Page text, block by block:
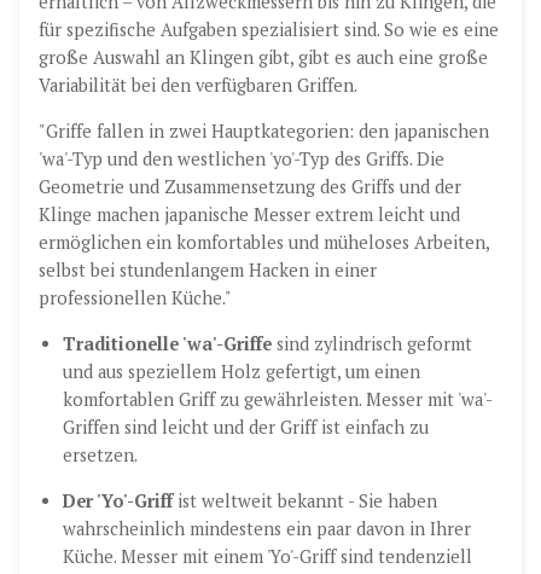
für spezifische Aufgaben spezialisiert sind. So wie es eine
große Auswahl an Klingen gibt, gibt es auch eine große
Variabilität bei den verfügbaren Griffen.
"Griffe fallen in zwei Hauptkategorien: den japanischen
'wa'-Typ und den westlichen 'yo'-Typ des Griffs. Die
Geometrie und Zusammensetzung des Griffs und der
Klinge machen japanische Messer extrem leicht und
ermöglichen ein komfortables und müheloses Arbeiten,
selbst bei stundenlangem Hacken in einer
professionellen Küche."
Traditionelle 'wa'-Griffe sind zylindrisch geformt
und aus speziellem Holz gefertigt, um einen
komfortablen Griff zu gewährleisten. Messer mit 'wa'-
Griffen sind leicht und der Griff ist einfach zu
ersetzen.
Der 'Yo'-Griffist weltweit bekannt - Sie haben
wahrscheinlich mindestens ein paar davon in Ihrer
Küche. Messer mit einem 'Yo'-Griff sind tendenziell